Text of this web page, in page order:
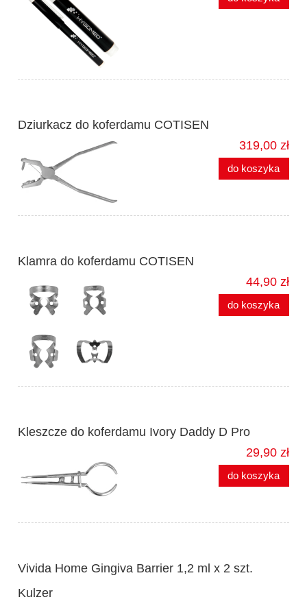
Dziurkacz do koferdamu COTISEN
319,00 zł
do koszyka
Klamra do koferdamu COTISEN
44,90 zł
do koszyka
Kleszcze do koferdamu Ivory Daddy D Pro
29,90 zł
do koszyka
Vivida Home Gingiva Barrier 1,2 ml x 2 szt.
Kulzer